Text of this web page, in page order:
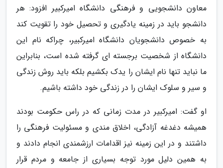
معاون دانشجویی و فرهنگی دانشگاه امیرکبیر افزود: هر
دانشجو باید در زمینه یادگیری و تحصیل خود را تقویت کند
به خصوص دانشجویان دانشگاه امیرکبیر، چراکه نام این
دانشگاه از شخصیت برجسته ای گرفته شده است، بنابراین
ما نباید تنها نام ایشان را یدک بکشیم بلکه باید روش زندگی
و سیر و سلوک ایشان را در زندگی خود داشته باشیم.
او گفت: امیرکبیر در مدت زمانی که در راس حکومت بودند
همیشه دغدغه آزادگی، اخلاق مندی و مسئولیت فرهنگی را
داشتند و در این زمینه نیز اقدامات ارزشمندی انجام دادند و
به همین دلیل مورد توجه بسیاری از جامعه و مردم قرار